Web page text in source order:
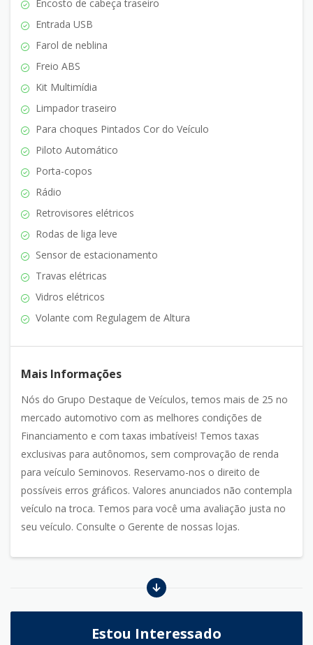
Encosto de cabeça traseiro
Entrada USB
Farol de neblina
Freio ABS
Kit Multimídia
Limpador traseiro
Para choques Pintados Cor do Veículo
Piloto Automático
Porta-copos
Rádio
Retrovisores elétricos
Rodas de liga leve
Sensor de estacionamento
Travas elétricas
Vidros elétricos
Volante com Regulagem de Altura
Mais Informações
Nós do Grupo Destaque de Veículos, temos mais de 25 no
mercado automotivo com as melhores condições de
Financiamento e com taxas imbatíveis! Temos taxas
exclusivas para autônomos, sem comprovação de renda
para veículo Seminovos. Reservamo-nos o direito de
possíveis erros gráficos. Valores anunciados não contempla
veículo na troca. Temos para você uma avaliação justa no
seu veículo. Consulte o Gerente de nossas lojas.
Estou Interessado